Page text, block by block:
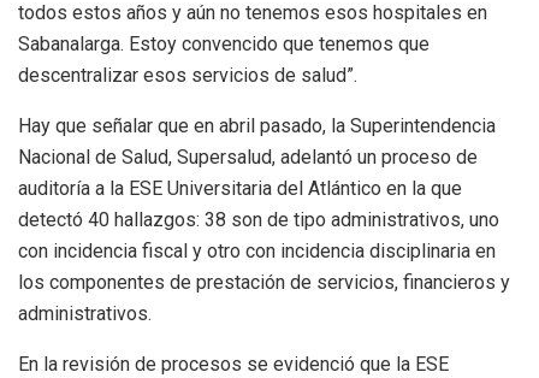
todos estos años y aún no tenemos esos hospitales en
Sabanalarga. Estoy convencido que tenemos que
descentralizar esos servicios de salud”.
Hay que señalar que en abril pasado, la Superintendencia
Nacional de Salud, Supersalud, adelantó un proceso de
auditoría a la ESE Universitaria del Atlántico en la que
detectó 40 hallazgos: 38 son de tipo administrativos, uno
con incidencia fiscal y otro con incidencia disciplinaria en
los componentes de prestación de servicios, financieros y
administrativos.
En la revisión de procesos se evidenció que la ESE